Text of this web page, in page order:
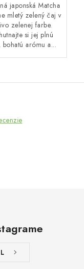
japonská Matcha
mletý zelený čaj v
zelenej farbe.
si jej plnú
bohatú arómu a...